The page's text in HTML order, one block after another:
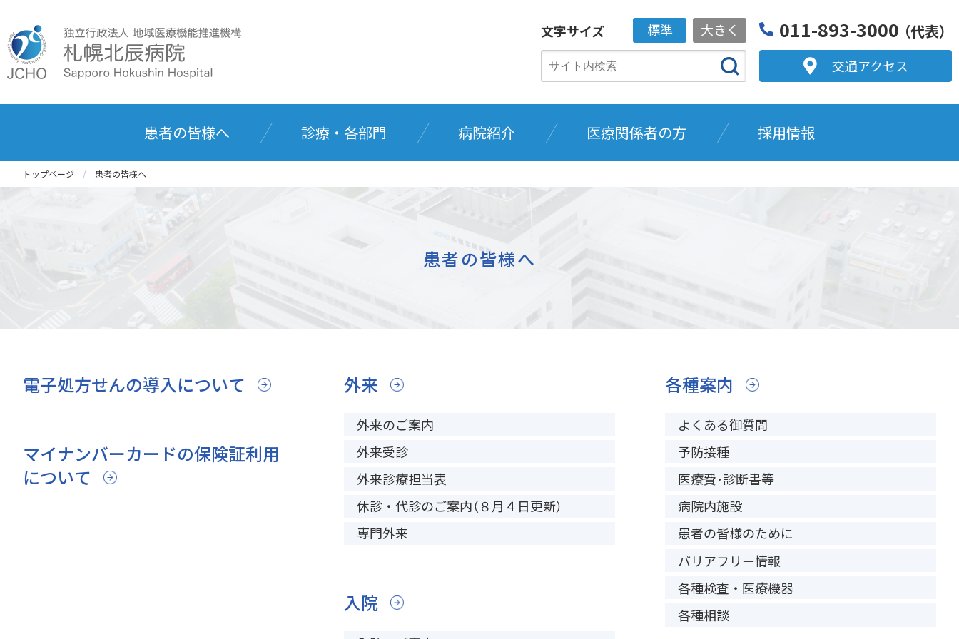
文字サイズ 標準 大きく 011-893-3000 （代表）
交通アクセス
患者の皆様へ 診療・各部門 病院紹介 医療関係者の方 採用情報
トップページ 患者の皆様へ
患者の皆様へ
電子処方せんの導入について
マイナンバーカードの保険証利用
について
外来
外来のご案内
外来受診
外来診療担当表
休診・代診のご案内（８月４日更新）
専門外来
入院
各種案内
よくある御質問
予防接種
医療費･診断書等
病院内施設
患者の皆様のために
バリアフリー情報
各種検査・医療機器
各種相談